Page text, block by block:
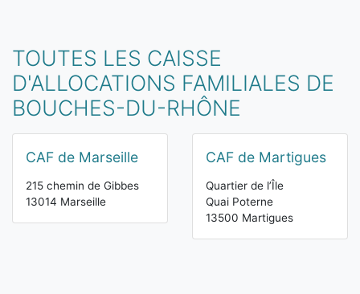
TOUTES LES CAISSE
D'ALLOCATIONS FAMILIALES DE
BOUCHES-DU-RHÔNE
CAF de Marseille
215 chemin de Gibbes
13014 Marseille
CAF de Martigues
Quartier de l’Île
Quai Poterne
13500 Martigues